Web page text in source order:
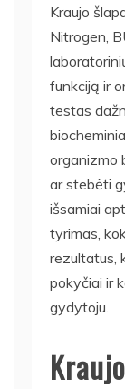
Kraujo
Nitrogen,
funkciją ir
testas
organizmo
ar stebėti
išsamiai
tyrimas,
rezultatus,
pokyčiai ir
gydytoju.